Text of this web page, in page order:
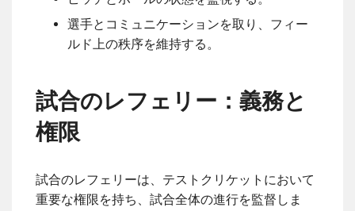
選手とコミュニケーションを取り、フィー
ルド上の秩序を維持する。
試合のレフェリー：義務と
権限
試合のレフェリーは、テストクリケットにおいて
重要な権限を持ち、試合全体の進行を監督しま